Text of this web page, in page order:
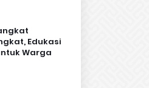
Edukasi
Warga